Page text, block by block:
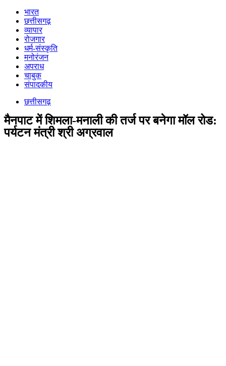
भारत
छत्तीसगढ़
व्यापार
रोजगार
धर्म-संस्कृति
मनोरंजन
अपराध
चाबुक
संपादकीय
छत्तीसगढ़
मैनपाट में शिमला-मनाली की तर्ज पर बनेगा मॉल रोड:
पर्यटन मंत्री श्री अग्रवाल